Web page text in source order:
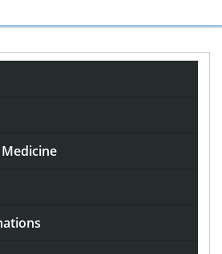
ссылки на Kraken
25, 2021
ссылки на